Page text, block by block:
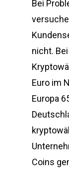
Bei
nicht.
Euro im
Europa
Coins